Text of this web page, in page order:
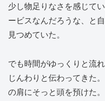
少し物足りなさを感じて
ービスなんだろうな、と
見つめていた。
でも時間がゆっくりと流
じんわりと伝わってきた
の肩にそっと頭を預けた